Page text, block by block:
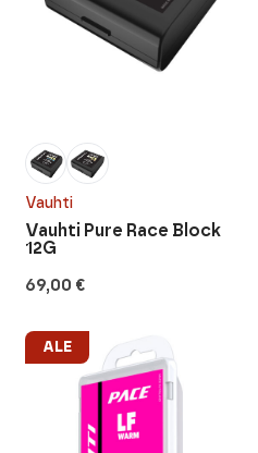
Vauhti
69,00 €
Vauhti Pure Race Block
12G
ALE